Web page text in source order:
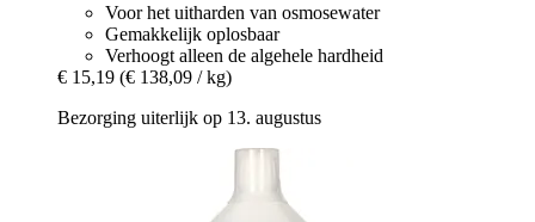
Voor het uitharden van osmosewater
Gemakkelijk oplosbaar
Verhoogt alleen de algehele hardheid
€ 15,19 (€ 138,09 / kg)
Bezorging uiterlijk op 13. augustus